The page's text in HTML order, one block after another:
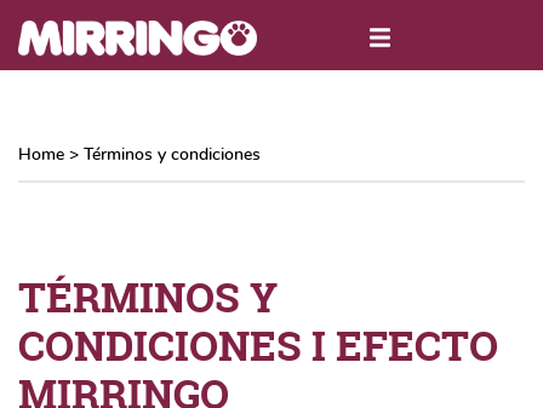
Home > Términos y condiciones
TÉRMINOS Y
CONDICIONES I EFECTO
MIRRINGO